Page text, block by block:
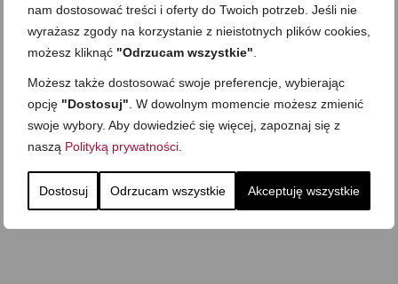
nam dostosować treści i oferty do Twoich potrzeb. Jeśli nie
wyrażasz zgody na korzystanie z nieistotnych plików cookies,
możesz kliknąć "Odrzucam wszystkie"
Możesz także dostosować swoje preferencje, wybierając
opcję "Dostosuj" . W dowolnym momencie możesz zmienić
swoje wybory. Aby dowiedzieć się więcej, zapoznaj się z
naszą Polityką prywatności
Dostosuj Odrzucam wszystkie Akceptuję wszystkie